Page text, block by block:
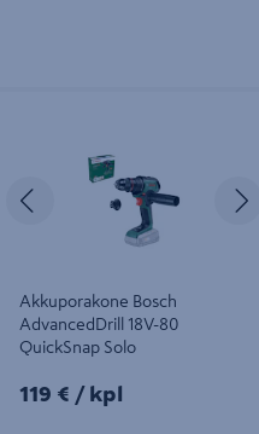
Edellinen
Akkuporakone Bosch
AdvancedDrill 18V-80
QuickSnap Solo
119€/kpl
119 € / kpl